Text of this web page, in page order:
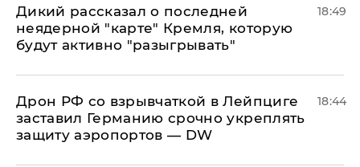
Дикий рассказал о последней
неядерной "карте" Кремля, которую
будут активно "разыгрывать"
18:49
​Дрон РФ со взрывчаткой в Лейпциге
заставил Германию срочно укреплять
защиту аэропортов — DW
18:44